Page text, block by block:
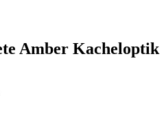
Amber Kacheloptik